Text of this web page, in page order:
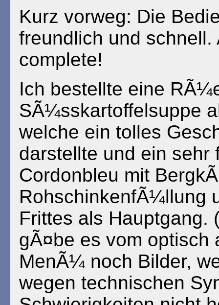
Kurz vorweg: Die
freundlich und schnell.
complete!
Ich bestellte eine
SÃ¼sskartoffelsuppe
welche ein tolles
darstellte und ein sehr
Cordonbleu mit
RohschinkenfÃ¼llung
Frittes als Hauptgang.
gÃ¤be es vom optisch
MenÃ¼ noch Bilder,
wegen technischen